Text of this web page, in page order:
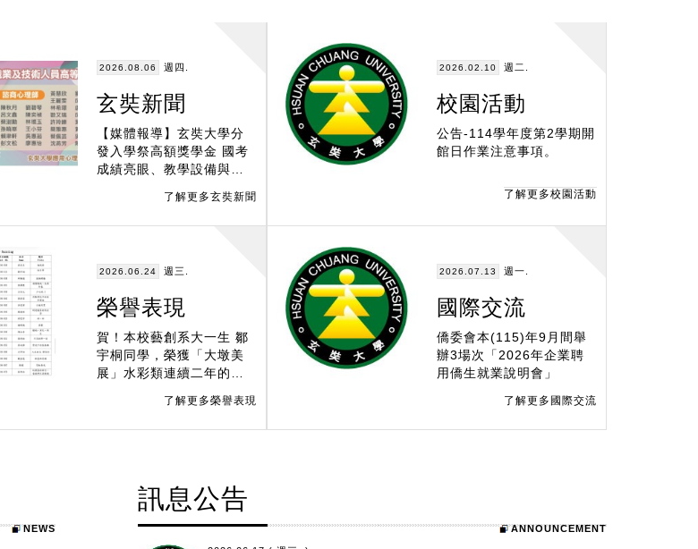
2026.08.06 週四.
玄奘新聞
【媒體報導】玄奘大學分
發入學祭高額獎學金 國考
成績亮眼、教學設備與校
了解更多玄奘新聞
2026.02.10 週二.
校園活動
公告-114學年度第2學期開
館日作業注意事項。
了解更多校園活動
2026.06.24 週三.
榮譽表現
賀！本校藝創系大一生 鄒
宇桐同學，榮獲「大墩美
展」水彩類連續二年的第
了解更多榮譽表現
2026.07.13 週一.
國際交流
僑委會本(115)年9月間舉
辦3場次「2026年企業聘
用僑生就業說明會」
了解更多國際交流
NEWS
訊息公告
ANNOUNCEMENT